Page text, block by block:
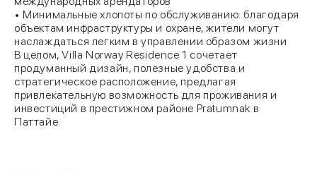
• Минимальные хлопоты по обслуживанию: благодаря
объектам инфраструктуры и охране, жители могут
наслаждаться легким в управлении образом жизни
В целом, Villa Norway Residence 1 сочетает
продуманный дизайн, полезные удобства и
стратегическое расположение, предлагая
привлекательную возможность для проживания и
инвестиций в престижном районе Pratumnak в
Паттайе.